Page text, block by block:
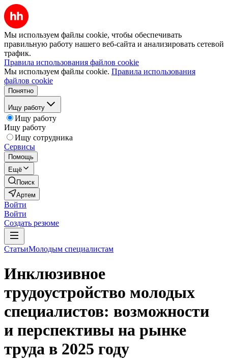
Мы используем файлы cookie, чтобы обеспечивать
правильную работу нашего веб-сайта и анализировать сетевой
трафик.
Правила использования файлов cookie
Мы используем файлы cookie. Правила использования
файлов cookie
Понятно
Ищу работу
Ищу работу
Ищу работу
Ищу сотрудника
Сервисы
Помощь
Ещё
Поиск
Артем
Войти
Войти
Создать резюме
СтатьиМолодым специалистам
Инклюзивное
трудоустройство молодых
специалистов: возможности
и перспективы на рынке
труда в 2025 году